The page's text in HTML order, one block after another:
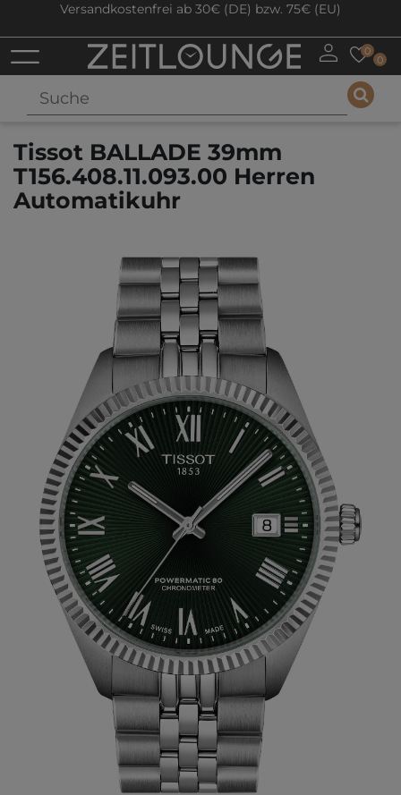
Versandkostenfrei ab 30€ (DE) bzw. 75€ (EU)
0
0
Tissot BALLADE 39mm
T156.408.11.093.00 Herren
Automatikuhr